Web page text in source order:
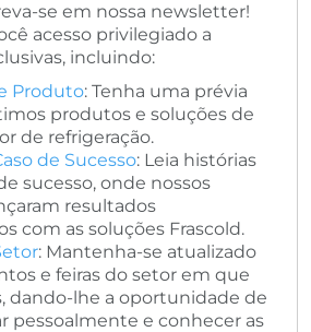
se em nossa newsletter!
acesso privilegiado a
incluindo:
Produto: Tenha uma prévia
produtos e soluções de
de refrigeração.
de Sucesso: Leia histórias
sucesso, onde nossos
resultados
com as soluções Frascold.
: Mantenha-se atualizado
e feiras do setor em que
dando-lhe a oportunidade de
pessoalmente e conhecer as